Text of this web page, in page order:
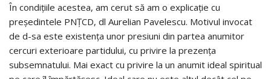
În condiţiile acestea, am cerut să am o explicaţie cu
preşedintele PNŢCD, dl Aurelian Pavelescu. Motivul invocat
de d-sa este existenţa unor presiuni din partea anumitor
cercuri exterioare partidului, cu privire la prezenţa
subsemnatului. Mai exact cu privire la un anumit ideal spiritual